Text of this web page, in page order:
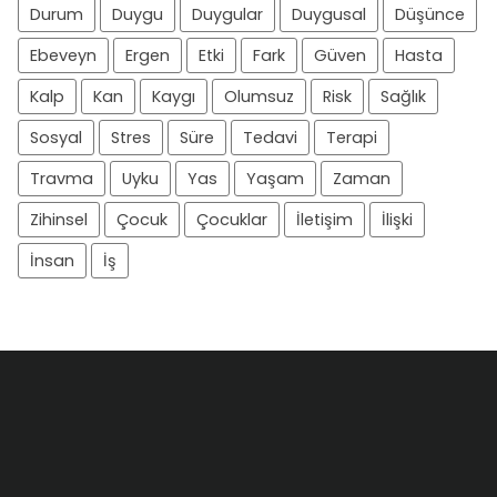
Durum Duygu Duygular Duygusal
Düşünce
Ebeveyn
Ergen Etki Fark Güven
Hasta
Kalp
Kan Kaygı Olumsuz Risk
Sağlık
Sosyal
Stres Süre Tedavi
Terapi
Travma
Uyku Yas Yaşam
Zaman
Zihinsel
Çocuk Çocuklar İletişim
İlişki
İnsan
İş